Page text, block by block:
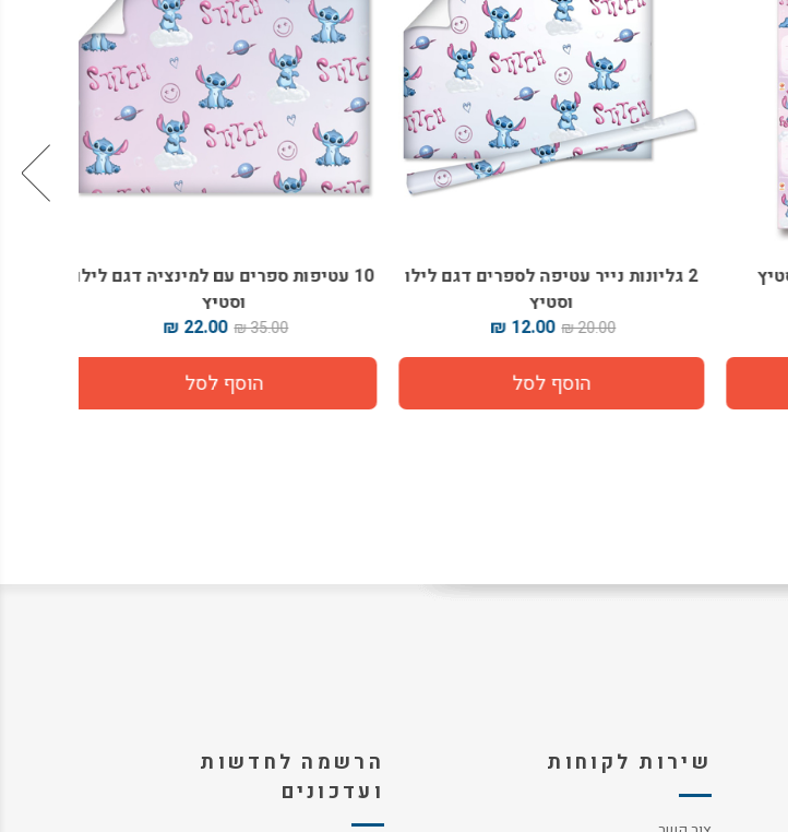
2 גליונות נייר עטיפה לספרים דגם לילו
וסטיץ
20.00 ₪
12.00 ₪
10 עטיפות ספרים עם למינציה דגם לילו
וסטיץ
35.00 ₪
22.00 ₪
שירות לקוחות
הרשמה לחדשות
ועדכונים